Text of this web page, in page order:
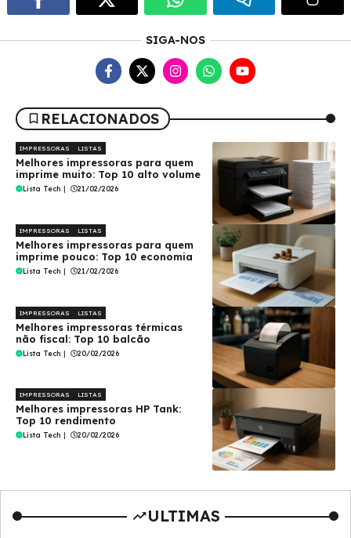
SIGA-NOS
RELACIONADOS
IMPRESSORAS LISTAS
Melhores impressoras para quem
imprime muito: Top 10 alto volume
Lista Tech | 21/02/2026
IMPRESSORAS LISTAS
Melhores impressoras para quem
imprime pouco: Top 10 economia
Lista Tech | 21/02/2026
IMPRESSORAS LISTAS
Melhores impressoras térmicas
não fiscal: Top 10 balcão
Lista Tech | 20/02/2026
IMPRESSORAS LISTAS
Melhores impressoras HP Tank:
Top 10 rendimento
Lista Tech | 20/02/2026
ULTIMAS